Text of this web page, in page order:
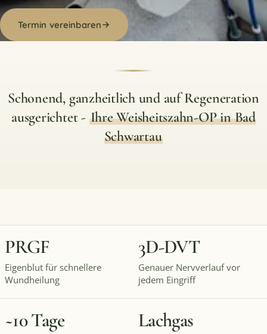
Termin vereinbaren
Schonend, ganzheitlich und auf Regeneration
ausgerichtet - Ihre Weisheitszahn-OP in Bad
Schwartau
PRGF
Eigenblut für schnellere
Wundheilung
3D-DVT
Genauer Nervverlauf vor
jedem Eingriff
~10 Tage Lachgas